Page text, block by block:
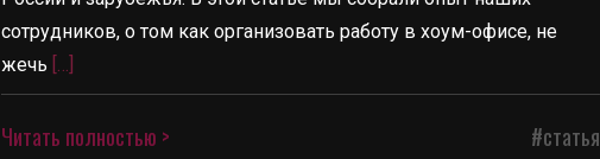
сотрудников, о том как организовать работу в хоум-офисе, не
жечь […]
Читать полностью > #статья